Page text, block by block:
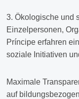
3. Ökologische und
Einzelpersonen,
Príncipe erfahren
soziale Initiativen
Maximale
auf